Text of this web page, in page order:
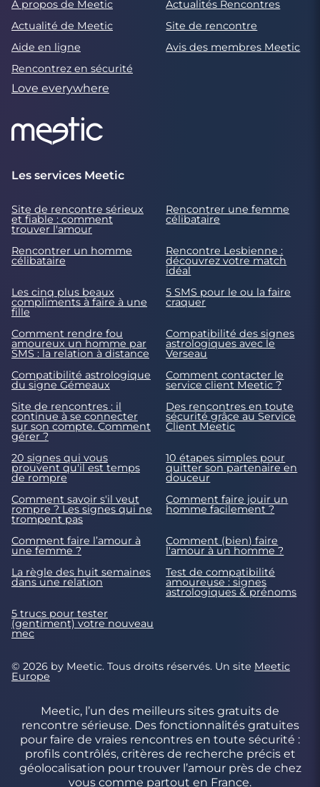
À propos de Meetic
Actualités Rencontres
Actualité de Meetic
Site de rencontre
Aide en ligne
Avis des membres Meetic
Rencontrez en sécurité
Love everywhere
Les services Meetic
Site de rencontre sérieux
et fiable : comment
trouver l'amour
Rencontrer une femme
célibataire
Rencontrer un homme
célibataire
Rencontre Lesbienne :
découvrez votre match
idéal
Les cinq plus beaux
compliments à faire à une
fille
5 SMS pour le ou la faire
craquer
Comment rendre fou
amoureux un homme par
SMS : la relation à distance
Compatibilité des signes
astrologiques avec le
Verseau
Compatibilité astrologique
du signe Gémeaux
Comment contacter le
service client Meetic ?
Site de rencontres : il
continue à se connecter
sur son compte. Comment
gérer ?
Des rencontres en toute
sécurité grâce au Service
Client Meetic
20 signes qui vous
prouvent qu'il est temps
de rompre
10 étapes simples pour
quitter son partenaire en
douceur
Comment savoir s'il veut
rompre ? Les signes qui ne
trompent pas
Comment faire jouir un
homme facilement ?
Comment faire l’amour à
une femme ?
Comment (bien) faire
l'amour à un homme ?
La règle des huit semaines
dans une relation
Test de compatibilité
amoureuse : signes
astrologiques & prénoms
5 trucs pour tester
(gentiment) votre nouveau
mec
© 2026 by Meetic. Tous droits réservés. Un site Meetic
Europe
Meetic, l’un des meilleurs sites gratuits de
rencontre sérieuse. Des fonctionnalités gratuites
pour faire de vraies rencontres en toute sécurité :
profils contrôlés, critères de recherche précis et
géolocalisation pour trouver l’amour près de chez
vous comme partout en France.